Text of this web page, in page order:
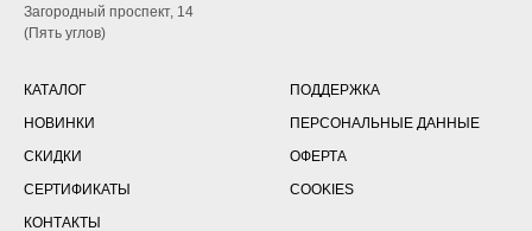
Загородный проспект, 14
(Пять углов)
КАТАЛОГ
НОВИНКИ
СКИДКИ
СЕРТИФИКАТЫ
КОНТАКТЫ
ПОДДЕРЖКА
ПЕРСОНАЛЬНЫЕ ДАННЫЕ
ОФЕРТА
COOKIES